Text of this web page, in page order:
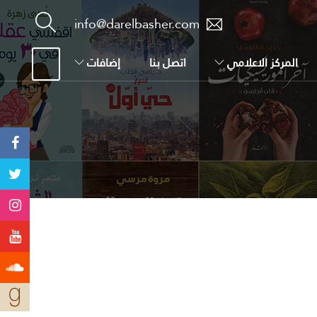
info@darelbasher.com
المركز الاعلامي اتصل بنا إضافات